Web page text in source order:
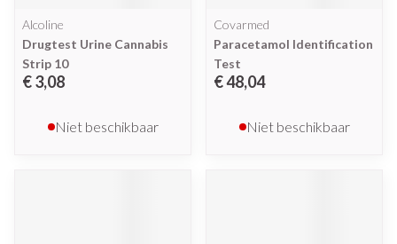
Alcoline
Drugtest Urine Cannabis
Strip 10
€ 3,08
Niet beschikbaar
Covarmed
Paracetamol Identification
Test
€ 48,04
Niet beschikbaar